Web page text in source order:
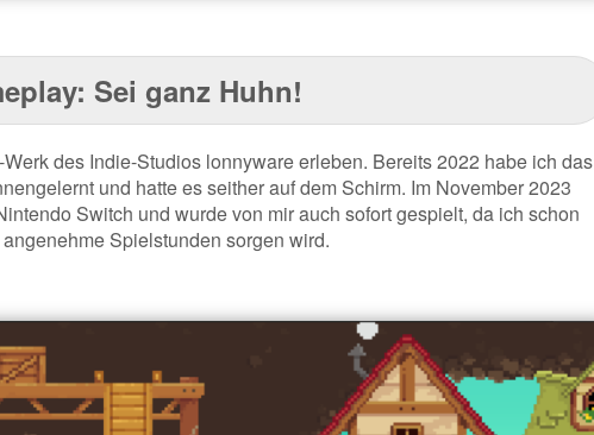
Sei ganz Huhn!
des Indie-Studios lonnyware erleben. Bereits 2022 habe ich das
und hatte es seither auf dem Schirm. Im November 2023
Switch und wurde von mir auch sofort gespielt, da ich schon
Spielstunden sorgen wird.